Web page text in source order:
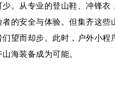
。从专业的登山鞋、冲锋衣
的安全与体验。但集齐这些
望而却步。此时，户外小
海装备成为可能。